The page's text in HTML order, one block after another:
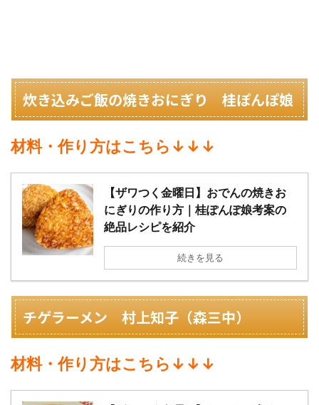
炊き込みご飯の焼きおにぎり 桂ぽんぽ娘
材料・作り方はこちら↓↓↓
【ザワつく金曜日】おでんの焼きお
にぎりの作り方｜桂ぽんぽ娘考案の
絶品レシピを紹介
続きを見る
チゲラーメン 村上知子（森三中）
材料・作り方はこちら↓↓↓